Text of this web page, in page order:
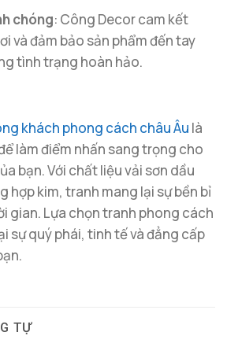
chóng: Công Decor cam kết
và đảm bảo sản phẩm đến tay
tình trạng hoàn hảo.
khách phong cách châu Âu là
làm điểm nhấn sang trọng cho
bạn. Với chất liệu vải sơn dầu
hợp kim, tranh mang lại sự bền bỉ
gian. Lựa chọn tranh phong cách
sự quý phái, tinh tế và đẳng cấp
TỰ